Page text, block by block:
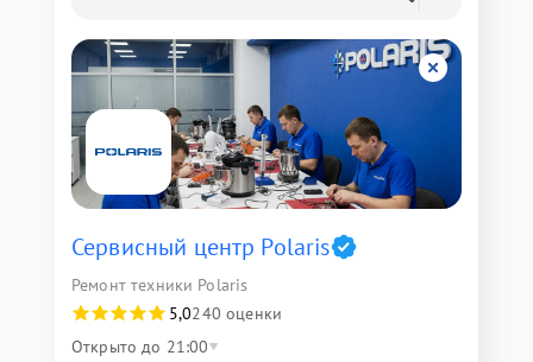
Сервисный центр Polaris
Ремонт техники Polaris
5,0240 оценки
Открыто до 21:00